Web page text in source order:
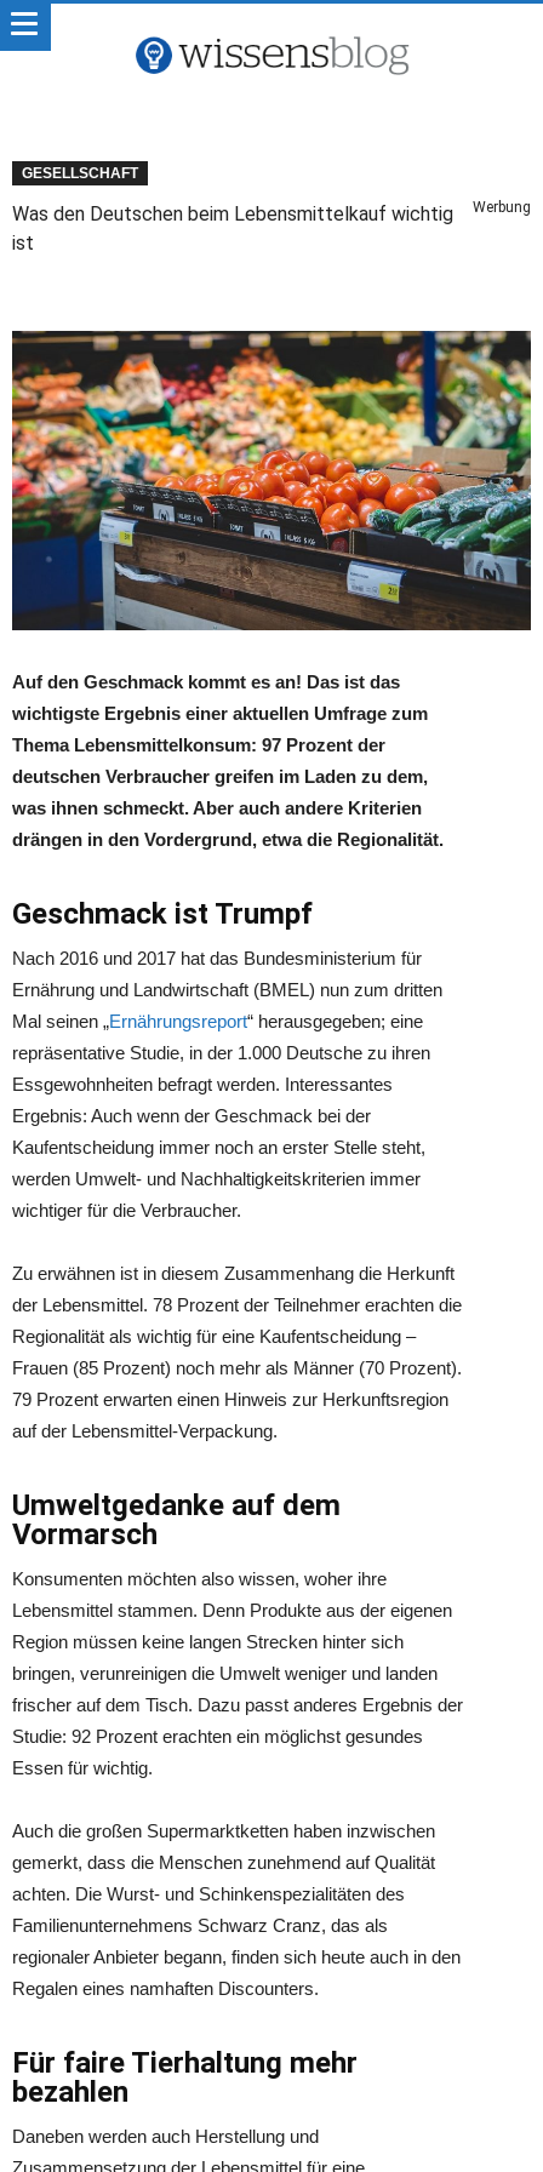
GESELLSCHAFT
Was den Deutschen beim Lebensmittelkauf wichtig
ist
Werbung
Auf den Geschmack kommt es an! Das ist das
wichtigste Ergebnis einer aktuellen Umfrage zum
Thema Lebensmittelkonsum: 97 Prozent der
deutschen Verbraucher greifen im Laden zu dem,
was ihnen schmeckt. Aber auch andere Kriterien
drängen in den Vordergrund, etwa die Regionalität.
Geschmack ist Trumpf
Nach 2016 und 2017 hat das Bundesministerium für
Ernährung und Landwirtschaft (BMEL) nun zum dritten
Mal seinen „Ernährungsreport“ herausgegeben; eine
repräsentative Studie, in der 1.000 Deutsche zu ihren
Essgewohnheiten befragt werden. Interessantes
Ergebnis: Auch wenn der Geschmack bei der
Kaufentscheidung immer noch an erster Stelle steht,
werden Umwelt- und Nachhaltigkeitskriterien immer
wichtiger für die Verbraucher.
Zu erwähnen ist in diesem Zusammenhang die Herkunft
der Lebensmittel. 78 Prozent der Teilnehmer erachten die
Regionalität als wichtig für eine Kaufentscheidung –
Frauen (85 Prozent) noch mehr als Männer (70 Prozent).
79 Prozent erwarten einen Hinweis zur Herkunftsregion
auf der Lebensmittel-Verpackung.
Umweltgedanke auf dem
Vormarsch
Konsumenten möchten also wissen, woher ihre
Lebensmittel stammen. Denn Produkte aus der eigenen
Region müssen keine langen Strecken hinter sich
bringen, verunreinigen die Umwelt weniger und landen
frischer auf dem Tisch. Dazu passt anderes Ergebnis der
Studie: 92 Prozent erachten ein möglichst gesundes
Essen für wichtig.
Auch die großen Supermarktketten haben inzwischen
gemerkt, dass die Menschen zunehmend auf Qualität
achten. Die Wurst- und Schinkenspezialitäten des
Familienunternehmens Schwarz Cranz, das als
regionaler Anbieter begann, finden sich heute auch in den
Regalen eines namhaften Discounters.
Für faire Tierhaltung mehr
bezahlen
Daneben werden auch Herstellung und